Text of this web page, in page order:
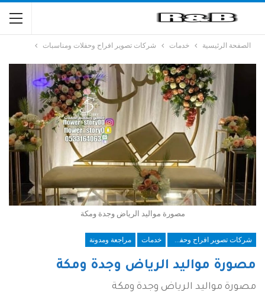
الصفحة الرئيسية خدمات شركات تصوير افراح وحفلات ومناسبات
مصورة مواليد الرياض وجدة ومكة
خدمات مراجعة ومدونة
مصورة مواليد الرياض وجدة ومكة
مصورة مواليد الرياض وجدة ومكة